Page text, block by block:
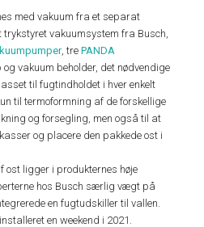
med vakuum fra et separat
vakuumsystem fra Busch,
, trePANDA
og vakuum beholder, det nødvendige
til fugtindholdet i hver enkelt
til termoformning af de forskellige
og forsegling, men også til at
og placere den pakkede ost i
ligger i produkternes høje
hos Busch særlig vægt på
en fugtudskiller til vallen.
en weekend i 2021.